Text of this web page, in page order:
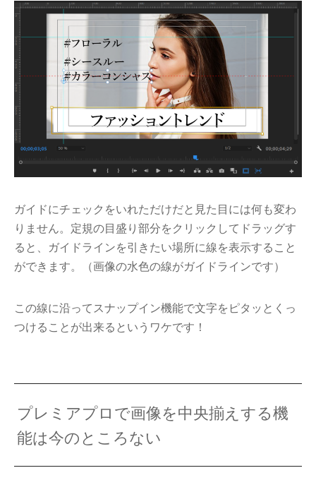
ガイドにチェックをいれただけだと見た目には何も変わ
りません。定規の目盛り部分をクリックしてドラッグす
ると、ガイドラインを引きたい場所に線を表示すること
ができます。（画像の水色の線がガイドラインです）
この線に沿ってスナップイン機能で文字をピタッとくっ
つけることが出来るというワケです！
プレミアプロで画像を中央揃えする機
能は今のところない